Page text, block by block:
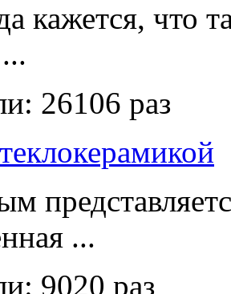
кажется, что
26106 раз
...
9020 раз